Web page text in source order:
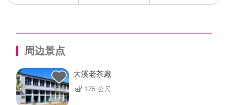
周边景点
大溪老茶廠
175 公尺